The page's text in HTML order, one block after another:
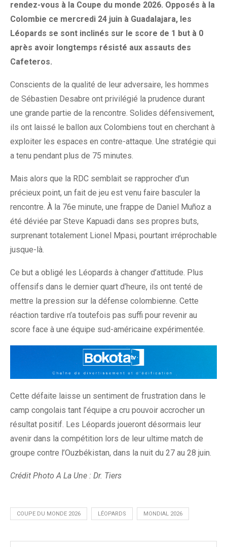
rendez-vous à la Coupe du monde 2026. Opposés à la
Colombie ce mercredi 24 juin à Guadalajara, les
Léopards se sont inclinés sur le score de 1 but à 0
après avoir longtemps résisté aux assauts des
Cafeteros.
Conscients de la qualité de leur adversaire, les hommes
de Sébastien Desabre ont privilégié la prudence durant
une grande partie de la rencontre. Solides défensivement,
ils ont laissé le ballon aux Colombiens tout en cherchant à
exploiter les espaces en contre-attaque. Une stratégie qui
a tenu pendant plus de 75 minutes.
Mais alors que la RDC semblait se rapprocher d’un
précieux point, un fait de jeu est venu faire basculer la
rencontre. À la 76e minute, une frappe de Daniel Muñoz a
été déviée par Steve Kapuadi dans ses propres buts,
surprenant totalement Lionel Mpasi, pourtant irréprochable
jusque-là.
Ce but a obligé les Léopards à changer d’attitude. Plus
offensifs dans le dernier quart d’heure, ils ont tenté de
mettre la pression sur la défense colombienne. Cette
réaction tardive n’a toutefois pas suffi pour revenir au
score face à une équipe sud-américaine expérimentée.
Cette défaite laisse un sentiment de frustration dans le
camp congolais tant l’équipe a cru pouvoir accrocher un
résultat positif. Les Léopards joueront désormais leur
avenir dans la compétition lors de leur ultime match de
groupe contre l’Ouzbékistan, dans la nuit du 27 au 28 juin.
Crédit Photo A La Une : Dr. Tiers
COUPE DU MONDE 2026 LÉOPARDS MONDIAL 2026